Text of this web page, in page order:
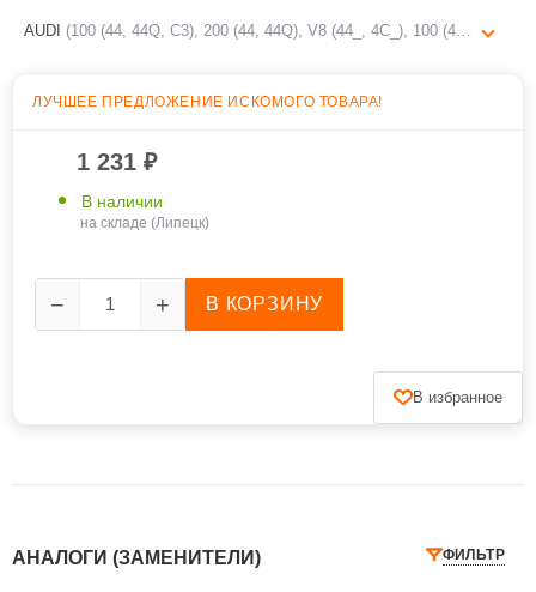
AUDI (100 (44, 44Q, C3), 200 (44, 44Q), V8 (44_, 4C_), 100 (4A, C4), 100 Avant (44, 44Q, C3), 100 Avant (4A, C4), 200 Avant (44, 44Q), A6 (4A, C4), A6 Avant (4A, C4))
ЛУЧШЕЕ ПРЕДЛОЖЕНИЕ ИСКОМОГО ТОВАРА!
1 231 ₽
В наличии
на складе (Липецк)
− + В КОРЗИНУ
В избранное
АНАЛОГИ (ЗАМЕНИТЕЛИ) ФИЛЬТР